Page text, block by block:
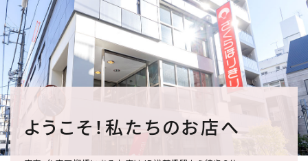
ようこそ！私たちのお店へ